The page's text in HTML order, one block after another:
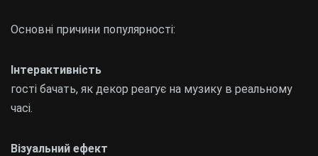
Основні причини популярності:
Інтерактивність
гості бачать, як декор реагує на музику в реальному
часі.
Візуальний ефект